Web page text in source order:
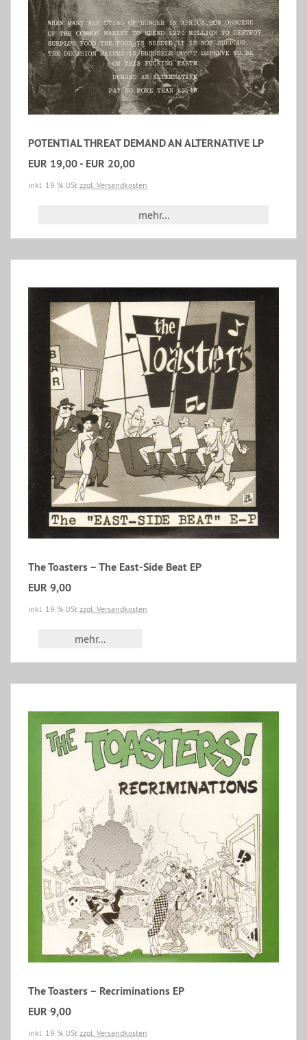
POTENTIAL THREAT DEMAND AN ALTERNATIVE LP
EUR 19,00 - EUR 20,00
inkl. 19 % USt zzgl. Versandkosten
mehr...
The Toasters – The East-Side Beat EP
EUR 9,00
inkl. 19 % USt zzgl. Versandkosten
mehr...
The Toasters – Recriminations EP
EUR 9,00
inkl. 19 % USt zzgl. Versandkosten